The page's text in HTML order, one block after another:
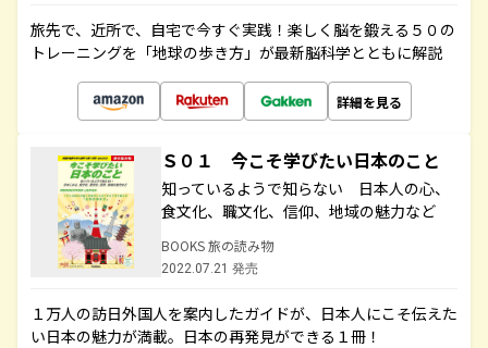
旅先で、近所で、自宅で今すぐ実践！楽しく脳を鍛える５０の
トレーニングを「地球の歩き方」が最新脳科学とともに解説
詳細を見る
Ｓ０１ 今こそ学びたい日本のこと
知っているようで知らない 日本人の心、
食文化、職文化、信仰、地域の魅力など
BOOKS 旅の読み物
2022.07.21 発売
１万人の訪日外国人を案内したガイドが、日本人にこそ伝えた
い日本の魅力が満載。日本の再発見ができる１冊！